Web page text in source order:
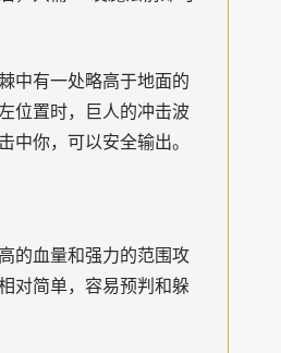
中有一处略高于地面的
位置时，巨人的冲击波
中你，可以安全输出。
的血量和强力的范围攻
对简单，容易预判和躲